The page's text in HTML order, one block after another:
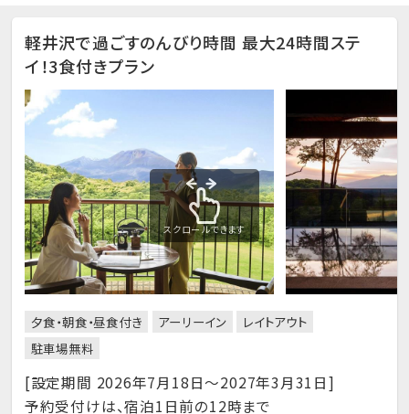
軽井沢で過ごすのんびり時間 最大24時間ステ
イ！3食付きプラン
スクロールできます
夕食・朝食・昼食付き アーリーイン
レイトアウト
駐車場無料
[設定期間 2026年7月18日～2027年3月31日]
予約受付けは、宿泊1日前の12時まで